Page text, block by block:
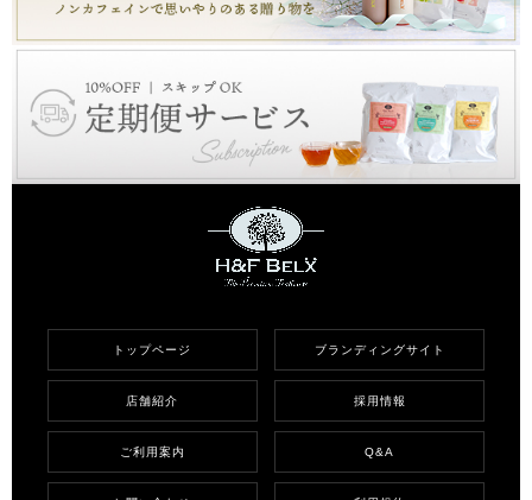
トップページ ブランディングサイト
店舗紹介 採用情報
ご利用案内 Q&A